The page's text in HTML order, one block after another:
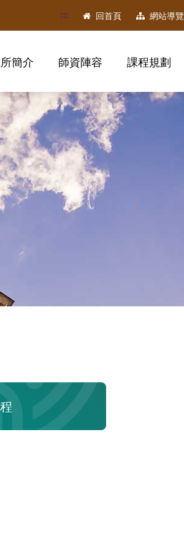
::: 回首頁 網站導覽
簡介 師資陣容 課程規劃
略過字型切換，社群分享工具列